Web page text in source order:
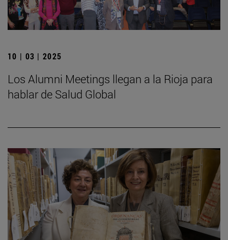
10 | 03 | 2025
Los Alumni Meetings llegan a la Rioja para
hablar de Salud Global